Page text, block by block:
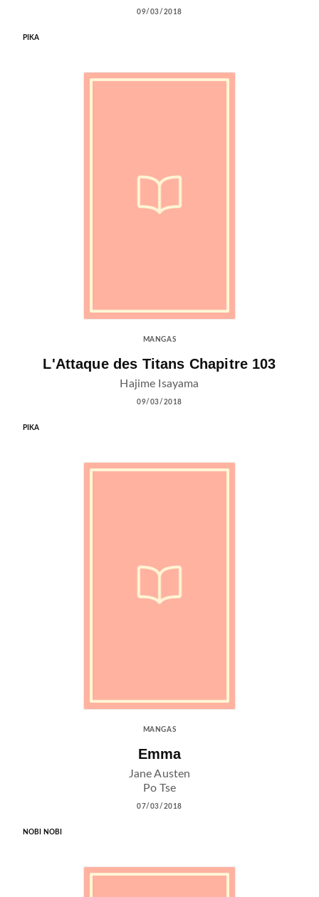
09/03/2018
PIKA
MANGAS
L'Attaque des Titans Chapitre 103
Hajime Isayama
09/03/2018
PIKA
MANGAS
Emma
Jane Austen
Po Tse
07/03/2018
NOBI NOBI